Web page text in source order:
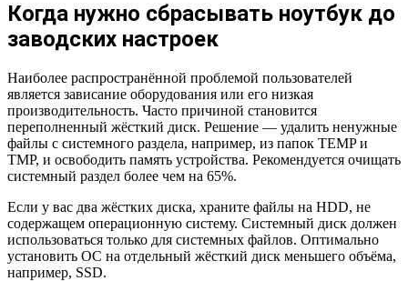
Когда нужно сбрасывать ноутбук до
заводских настроек
Наиболее распространённой проблемой пользователей
является зависание оборудования или его низкая
производительность. Часто причиной становится
переполненный жёсткий диск. Решение — удалить ненужные
файлы с системного раздела, например, из папок TEMP и
TMP, и освободить память устройства. Рекомендуется очищать
системный раздел более чем на 65%.
Если у вас два жёстких диска, храните файлы на HDD, не
содержащем операционную систему. Системный диск должен
использоваться только для системных файлов. Оптимально
установить ОС на отдельный жёсткий диск меньшего объёма,
например, SSD.